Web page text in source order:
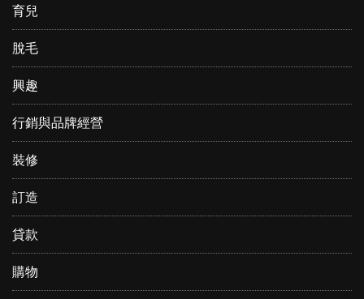
育兒
脫毛
興趣
行銷與品牌經營
裝修
訂造
貸款
購物